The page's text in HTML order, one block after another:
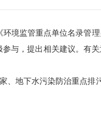
境监管重点单位名录管
与，提出相关建议。有
、地下水污染防治重点排